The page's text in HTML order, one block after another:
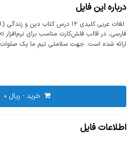
درباره این فایل
ارائه شده است. جهت سلامتی تیم ما یک صلوات
خرید -
اطلاعات فایل